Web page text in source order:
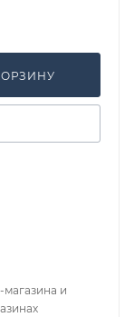
магазина и